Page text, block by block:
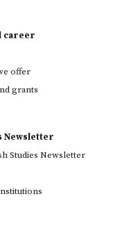
career
offer
grants
Newsletter
Studies Newsletter